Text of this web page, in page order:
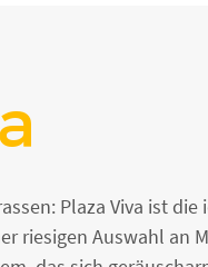
Plaza Viva ist
riesigen Auswahl